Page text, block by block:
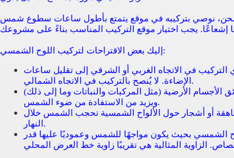
نوصي بتركيبه في موقع يتمتع بأطول ساعات سطوع شمس
إليك بعض الاقتراحات لتركيب اللوح الشمسي:
التركيب في الاتجاه الغربي أو الشرقي إلى تقليل ساعات
الإضاءة. لا يُنصح بالتركيب في الاتجاه الشمالي.
الأرضية (مثل المركبات والنباتات وما إلى ذلك)
ويزيد من الاستفادة من ضوء الشمس.
أو أشجار حول الألواح الشمسية تحجب الشمس خلال
النهار.
الشمسي بحيث يكون مواجهًا للشمس وعموديًا عليها قدر